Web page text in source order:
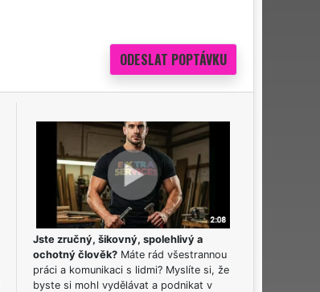
Jste zručný, šikovný, spolehlivý a
ochotný člověk? Máte rád všestrannou
práci a komunikaci s lidmi? Myslíte si, že
byste si mohl vydělávat a podnikat v